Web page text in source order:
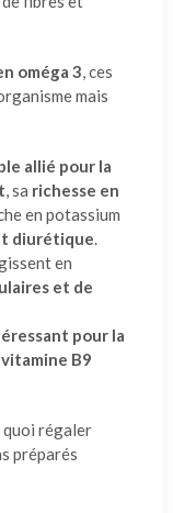
oméga 3, ces
mais
allié pour la
, sa richesse en
en potassium
diurétique.
en
et de
pour la
B9
quoi régaler
préparés